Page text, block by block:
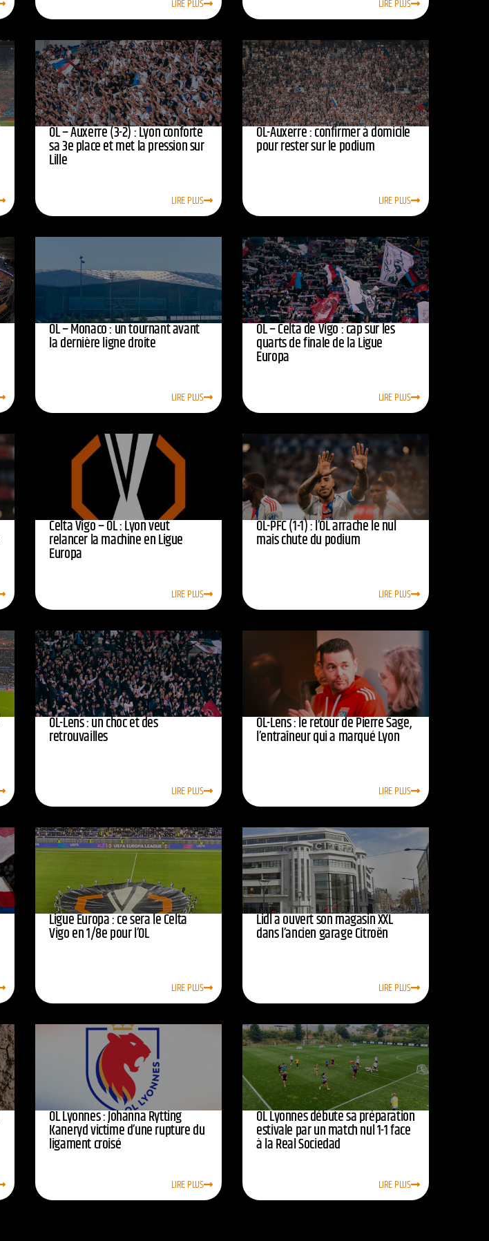
LIRE PLUS LIRE PLUS
OL – Auxerre (3-2) : Lyon conforte
sa 3e place et met la pression sur
Lille
LIRE PLUS
OL-Auxerre : confirmer à domicile
pour rester sur le podium
LIRE PLUS
OL – Monaco : un tournant avant
la dernière ligne droite
LIRE PLUS
OL – Celta de Vigo : cap sur les
quarts de finale de la Ligue
Europa
LIRE PLUS
Celta Vigo – OL : Lyon veut
relancer la machine en Ligue
Europa
LIRE PLUS
OL-PFC (1-1) : l’OL arrache le nul
mais chute du podium
LIRE PLUS
OL-Lens : un choc et des
retrouvailles
LIRE PLUS
OL-Lens : le retour de Pierre Sage,
l’entraîneur qui a marqué Lyon
LIRE PLUS
Ligue Europa : ce sera le Celta
Vigo en 1/8e pour l’OL
LIRE PLUS
Lidl a ouvert son magasin XXL
dans l’ancien garage Citroën
LIRE PLUS
OL Lyonnes : Johanna Rytting
Kaneryd victime d’une rupture du
ligament croisé
LIRE PLUS
OL Lyonnes débute sa préparation
estivale par un match nul 1-1 face
à la Real Sociedad
LIRE PLUS